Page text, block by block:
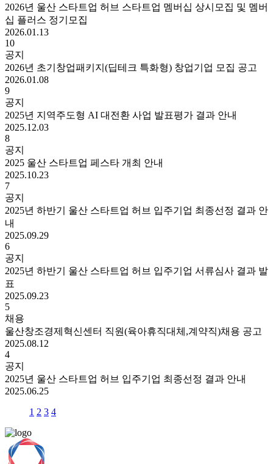
2026년 울산 스타트업 허브 스타트업 멤버십 상시모집 및 멤버
십 플러스 정기모집
2026.01.13
10
공지
2026년 초기창업패키지(딥테크 특화형) 창업기업 모집 공고
2026.01.08
9
공지
2025년 지역주도형 AI 대전환 사업 발표평가 결과 안내
2025.12.03
8
공지
2025 울산 스타트업 페스타 개최 안내
2025.10.23
7
공지
2025년 하반기 울산 스타트업 허브 입주기업 최종선정 결과 안
내
2025.09.29
6
공지
2025년 하반기 울산 스타트업 허브 입주기업 서류심사 결과 발
표
2025.09.23
5
채용
울산창조경제혁신센터 직원(육아휴직대체,계약직)채용 공고
2025.08.12
4
공지
2025년 울산 스타트업 허브 입주기업 최종선정 결과 안내
2025.06.25
1 2 3 4